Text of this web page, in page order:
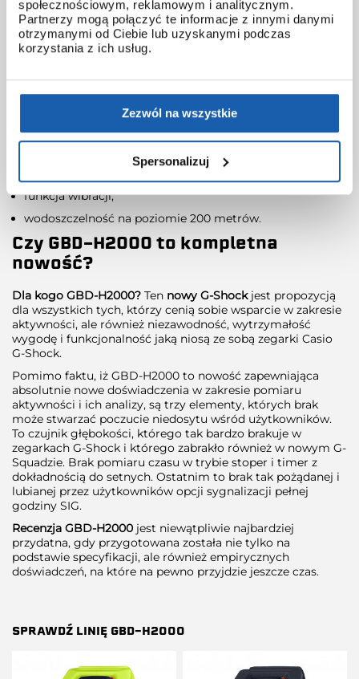
społecznościowym, reklamowym i analitycznym.
Partnerzy mogą połączyć te informacje z innymi danymi
otrzymanymi od Ciebie lub uzyskanymi podczas
korzystania z ich usług.
Zezwól na wszystkie
Spersonalizuj
do oszacowania stanu snu i powiadamia użytkownika
sygnałem dźwiękowym lub wibracjami, gdy sen jest lekki
w określonym czasie. Na przykład, jeśli alarm ustawiony
zostanie na 7:30, a inteligentny okres na 60 minut,
odpowiedni dla użytkownika, między godziną 6:30 a 7:30.
podświetlenie LED backlight Super Illuminator z funkcją
automatycznego podświetlenia Full Auto LED Light oraz
opcją wyboru czasu podświetlenia: 1,5 lub 5 sekund,
funkcja wibracji,
wodoszczelność na poziomie 200 metrów.
Czy GBD-H2000 to kompletna
nowość?
Dla kogo GBD-H2000? Ten nowy G-Shockjest propozycją
dla wszystkich tych, którzy cenią sobie wsparcie w zakresie
aktywności, ale również niezawodność, wytrzymałość
wygodę i funkcjonalność jaką niosą ze sobą zegarki Casio
G-Shock.
Pomimo faktu, iż GBD-H2000 to nowość zapewniająca
absolutnie nowe doświadczenia w zakresie pomiaru
aktywności i ich analizy, są trzy elementy, których brak
może stwarzać poczucie niedosytu wśród użytkowników.
To czujnik głębokości, którego tak bardzo brakuje w
zegarkach G-Shock i którego zabrakło również w nowym G-
Squadzie. Brak pomiaru czasu w trybie stoper i timer z
dokładnością do setnych. Ostatnim to brak tak pożądanej i
lubianej przez użytkowników opcji sygnalizacji pełnej
godziny SIG.
Recenzja GBD-H2000 jest niewątpliwie najbardziej
przydatna, gdy przygotowana została nie tylko na
podstawie specyfikacji, ale również empirycznych
doświadczeń, na które na pewno przyjdzie jeszcze czas.
SPRAWDŹ LINIĘ GBD-H2000